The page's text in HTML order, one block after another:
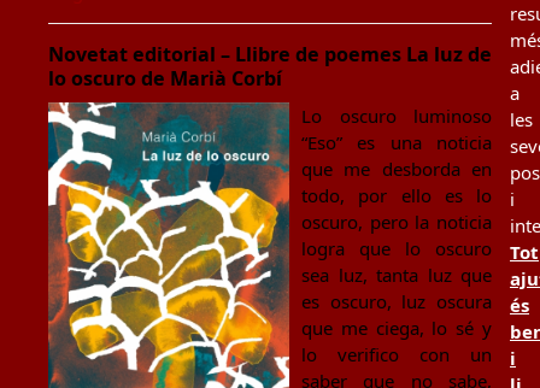
Novetat editorial – Llibre de poemes La luz de
lo oscuro de Marià Corbí
Lo oscuro luminoso
“Eso” es una noticia
que me desborda en
todo, por ello es lo
oscuro, pero la noticia
logra que lo oscuro
sea luz, tanta luz que
es oscuro, luz oscura
que me ciega, lo sé y
lo verifico con un
saber que no sabe,
a
les
i
Tot
és
i